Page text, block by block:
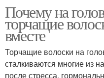
Почему на
торчащие
вместе
Торчащие волоски на
сталкиваются многие из
после стресса,